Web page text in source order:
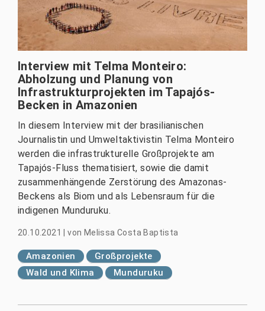
Interview mit Telma Monteiro:
Abholzung und Planung von
Infrastrukturprojekten im Tapajós-
Becken in Amazonien
In diesem Interview mit der brasilianischen
Journalistin und Umweltaktivistin Telma Monteiro
werden die infrastrukturelle Großprojekte am
Tapajós-Fluss thematisiert, sowie die damit
zusammenhängende Zerstörung des Amazonas-
Beckens als Biom und als Lebensraum für die
indigenen Munduruku.
20.10.2021 |von Melissa Costa Baptista
Amazonien
Großprojekte
Wald und Klima
Munduruku